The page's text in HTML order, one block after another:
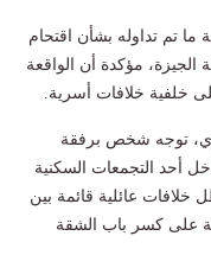
تم تداوله بشأن اقتحام
مؤكدة أن الواقعة
خلفية خلافات أسرية.
من الشهر الجاري، توجه شخص برفقة
أحد التجمعات السكنية
خلافات عائلية قائمة بين
على كسر باب الشقة